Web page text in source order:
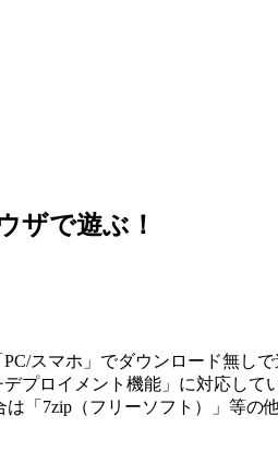
ザで遊ぶ！
スマホ」でダウンロード無し
プロイメント機能」に対応して
「7zip（フリーソフト）」等の